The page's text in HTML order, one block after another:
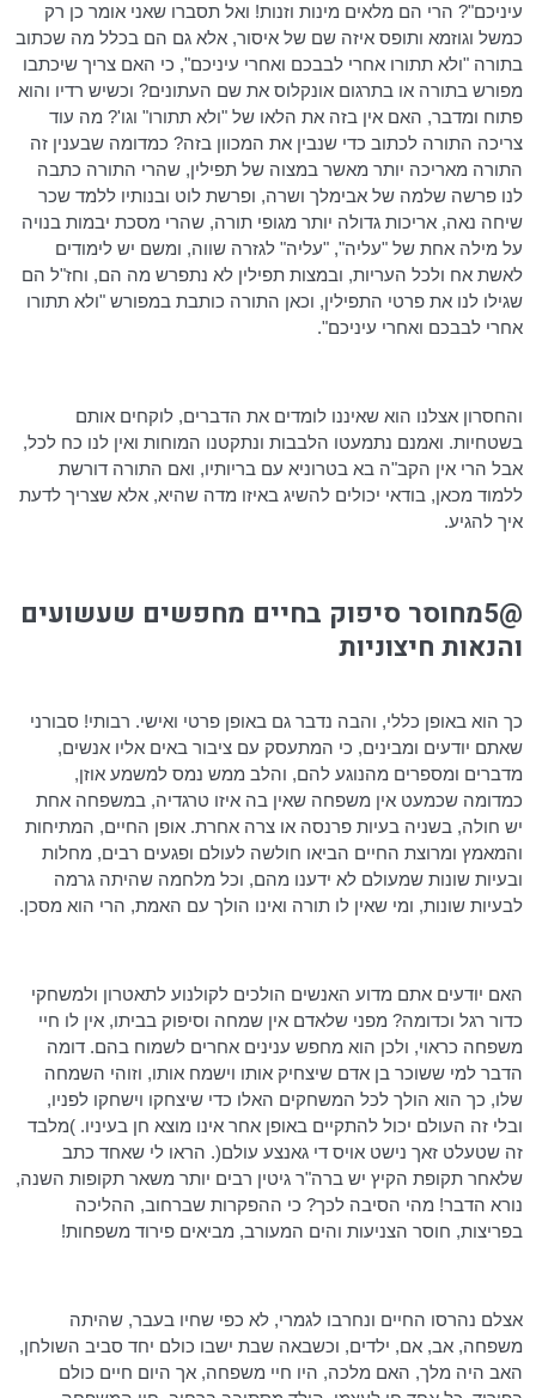
עיניכם"? הרי הם מלאים מינות וזנות! ואל תסברו שאני אומר כן רק
כמשל וגוזמא ותופס איזה שם של איסור, אלא גם הם בכלל מה שכתוב
בתורה "ולא תתורו אחרי לבבכם ואחרי עיניכם", כי האם צריך שיכתבו
מפורש בתורה או בתרגום אונקלוס את שם העתונים? וכשיש רדיו והוא
פתוח ומדבר, האם אין בזה את הלאו של "ולא תתורו" וגו'? מה עוד
צריכה התורה לכתוב כדי שנבין את המכוון בזה? כמדומה שבענין זה
התורה מאריכה יותר מאשר במצוה של תפילין, שהרי התורה כתבה
לנו פרשה שלמה שלאבימלך ושרה, ופרשת לוט ובנותיו ללמד שכר
שיחה נאה, אריכות גדולה יותר מגופי תורה, שהרי מסכת יבמות בנויה
על מילה אחת של "עליה", "עליה" לגזרה שווה, ומשם יש לימודים
לאשת אח ולכל העריות, ובמצות תפילין לא נתפרש מה הם, וחז"ל הם
שגילו לנו את פרטי התפילין, וכאן התורה כותבת במפורש "ולא תתורו
אחרי לבבכם ואחרי עיניכם".
והחסרון אצלנו הוא שאיננו לומדים את הדברים, לוקחים אותם
בשטחיות. ואמנם נתמעטו הלבבות ונתקטנו המוחות ואין לנו כח לכל,
אבל הרי אין הקב"ה בא בטרוניא עם בריותיו, ואם התורה דורשת
ללמוד מכאן, בודאי יכולים להשיג באיזו מדה שהיא, אלא שצריך לדעת
איך להגיע.
@5מחוסר סיפוק בחיים מחפשים שעשועים
והנאות חיצוניות
כך הוא באופן כללי, והבה נדבר גם באופן פרטי ואישי. רבותי! סבורני
שאתם יודעים ומבינים, כי המתעסק עם ציבור באים אליו אנשים,
מדברים ומספרים מהנוגע להם, והלב ממש נמס למשמע אוזן,
כמדומה שכמעט אין משפחה שאין בה איזו טרגדיה, במשפחה אחת
יש חולה, בשניה בעיות פרנסה או צרה אחרת. אופן החיים, המתיחות
והמאמץ ומרוצת החיים הביאו חולשה לעולם ופגעים רבים, מחלות
ובעיות שונות שמעולם לא ידענו מהם, וכל מלחמה שהיתה גרמה
לבעיות שונות, ומי שאין לו תורה ואינו הולך עם האמת, הרי הוא מסכן.
האם יודעים אתם מדוע האנשים הולכים לקולנוע לתאטרון ולמשחקי
כדור רגל וכדומה? מפני שלאדם אין שמחה וסיפוק בביתו, אין לו חיי
משפחה כראוי, ולכן הוא מחפש ענינים אחרים לשמוח בהם. דומה
הדבר למי ששוכר בן אדם שיצחיק אותו וישמח אותו, וזוהי השמחה
שלו, כך הוא הולך לכל המשחקים האלו כדי שיצחקו וישחקו לפניו,
ובלי זה העולם יכול להתקיים באופן אחר אינו מוצא חן בעיניו. )מלבד
זהשטעלט זאך נישט אויס דיגאנצע עולם(. הראו לי שאחד כתב
שלאחר תקופת הקיץ יש ברה"ר גיטין רבים יותר משאר תקופות השנה,
נורא הדבר! מהי הסיבה לכך? כי ההפקרות שברחוב, ההליכה
בפריצות, חוסר הצניעות והים המעורב, מביאים פירוד משפחות!
אצלם נהרסו החיים ונחרבו לגמרי, לא כפי שחיו בעבר, שהיתה
משפחה, אב, אם, ילדים, וכשבאה שבת ישבו כולם יחד סביב השולחן,
האב היה מלך, האם מלכה, היו חיי משפחה, אך היום חיים כולם